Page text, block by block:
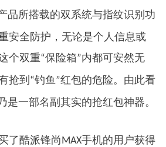
品所搭载的双系统与指纹识别功
安全防护，无论是个人信息或
个双重“保险箱”内都可安然无
抢到 “钓鱼”红包的危险。由此看
是一部名副其实的抢红包神器。
了酷派锋尚MAX手机的用户获得